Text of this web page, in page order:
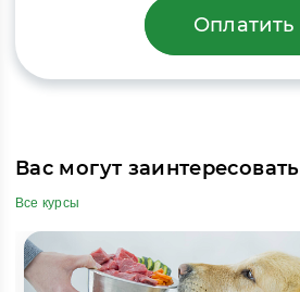
Оплатить
Вас могут заинтересовать
Все курсы